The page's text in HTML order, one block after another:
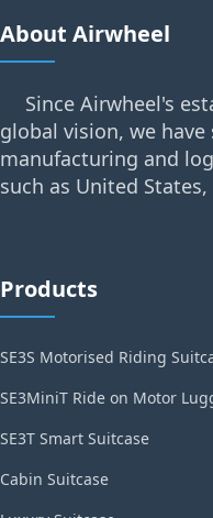
About Airwheel
Since Airwheel's
global vision, we
manufacturing and
such as United
Products
SE3S Motorised Riding
SE3MiniT Ride on Motor
SE3T Smart Suitcase
Cabin Suitcase